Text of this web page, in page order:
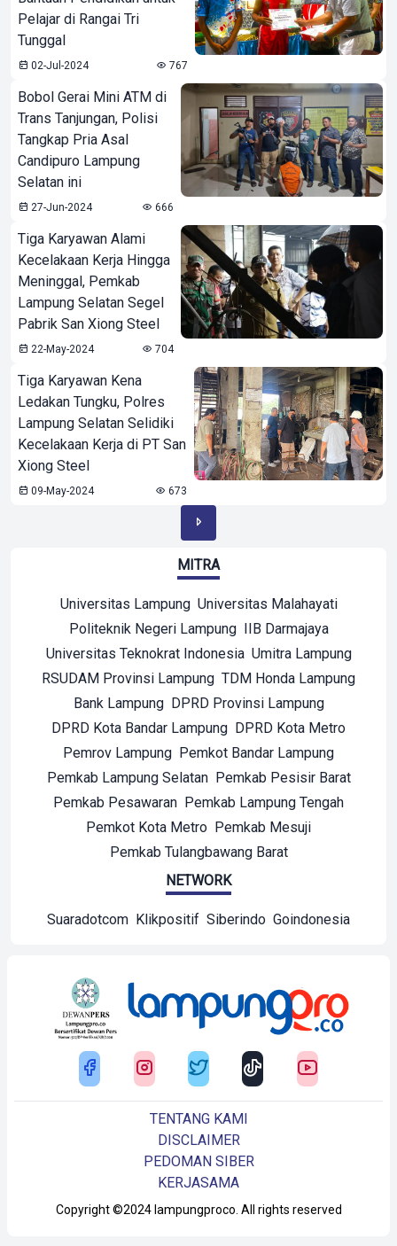
Pelajar di Rangai Tri
Tunggal
02-Jul-2024 767
Bobol Gerai Mini ATM di
Trans Tanjungan, Polisi
Tangkap Pria Asal
Candipuro Lampung
Selatan ini
27-Jun-2024 666
Tiga Karyawan Alami
Kecelakaan Kerja Hingga
Meninggal, Pemkab
Lampung Selatan Segel
Pabrik San Xiong Steel
22-May-2024 704
Tiga Karyawan Kena
Ledakan Tungku, Polres
Lampung Selatan Selidiki
Kecelakaan Kerja di PT San
Xiong Steel
09-May-2024 673
MITRA
Universitas Lampung Universitas Malahayati
Politeknik Negeri Lampung IIB Darmajaya
Universitas Teknokrat Indonesia Umitra Lampung
RSUDAM Provinsi Lampung TDM Honda Lampung
Bank Lampung DPRD Provinsi Lampung
DPRD Kota Bandar Lampung DPRD Kota Metro
Pemrov Lampung Pemkot Bandar Lampung
Pemkab Lampung Selatan Pemkab Pesisir Barat
Pemkab Pesawaran Pemkab Lampung Tengah
Pemkot Kota Metro Pemkab Mesuji
Pemkab Tulangbawang Barat
NETWORK
Suaradotcom Klikpositif Siberindo Goindonesia
Copyright ©2024 lampungproco. All rights reserved
TENTANG KAMI
DISCLAIMER
PEDOMAN SIBER
KERJASAMA